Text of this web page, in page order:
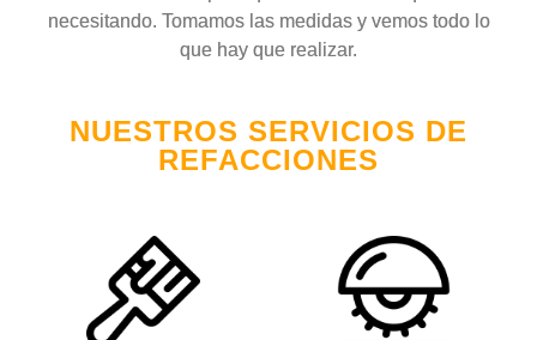
necesitando. Tomamos las medidas y vemos todo lo
que hay que realizar.
NUESTROS SERVICIOS DE
REFACCIONES